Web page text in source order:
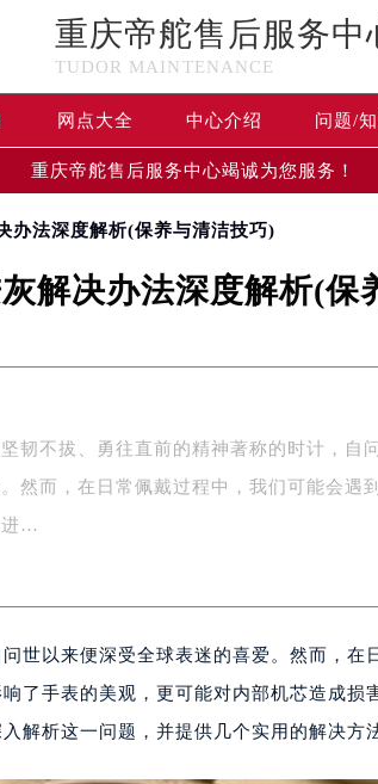
重庆帝舵售后服务中
TUDOR MAINTENANCE
网点大全 中心介绍 问题/
重庆帝舵售后服务中心竭诚为您服务！
办法深度解析(保养与清洁技巧)
解决办法深度解析(保
韧不拔、勇往直前的精神著称的时计，自
然而，在日常佩戴过程中，我们可能会遇
…
世以来便深受全球表迷的喜爱。然而，在
手表的美观，更可能对内部机芯造成损
解析这一问题，并提供几个实用的解决方